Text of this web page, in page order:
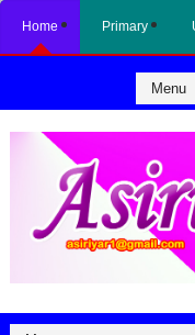
Home Primary